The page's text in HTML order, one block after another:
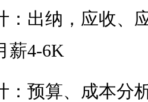
出纳，应收、
薪4-6K
预算、成本分